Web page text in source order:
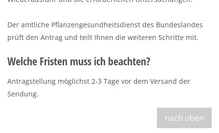
Der amtliche Pflanzengesundheitsdienst des Bundeslandes
prüft den Antrag und teilt Ihnen die weiteren Schritte mit.
Welche Fristen muss ich beachten?
Antragstellung möglichst 2-3 Tage vor dem Versand der
Sendung.
nach oben